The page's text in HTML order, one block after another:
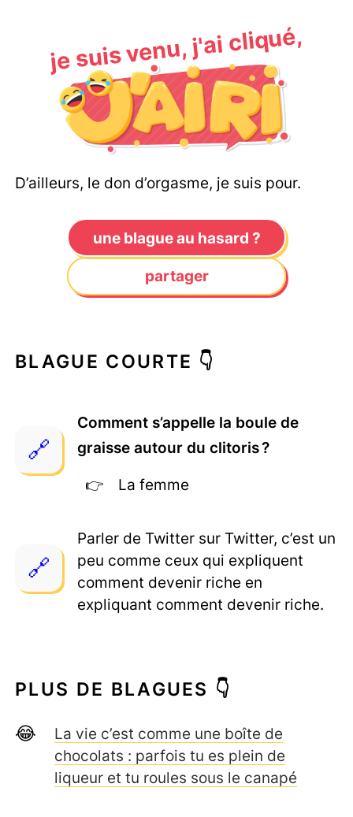
je suis venu, j'ai cliqué,
D’ailleurs, le don d’orgasme, je suis pour.
une blague au hasard ?
partager
BLAGUE COURTE 👇
Comment s’appelle la boule de
graisse autour du clitoris ?
La femme
Parler de Twitter sur Twitter, c’est un
peu comme ceux qui expliquent
comment devenir riche en
expliquant comment devenir riche.
PLUS DE BLAGUES 👇
La vie c’est comme une boîte de
chocolats : parfois tu es plein de
liqueur et tu roules sous le canapé